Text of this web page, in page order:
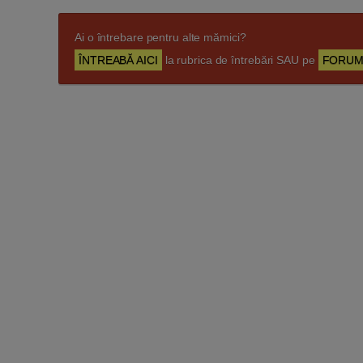
Ai o întrebare pentru alte mămici?
ÎNTREABĂ AICI
la rubrica de întrebări SAU pe